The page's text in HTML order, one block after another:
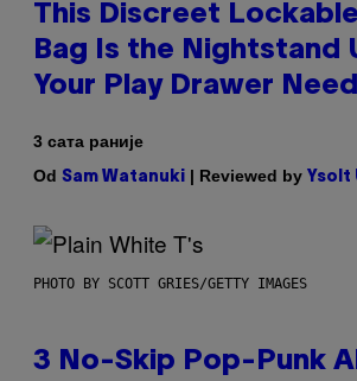
This Discreet
Bag Is the Nightstand
Your Play Drawer
3 сата раније
Od Sam Watanuki | Reviewed by Ysolt
PHOTO BY SCOTT GRIES/GETTY IMAGES
3 No-Skip Pop-Punk